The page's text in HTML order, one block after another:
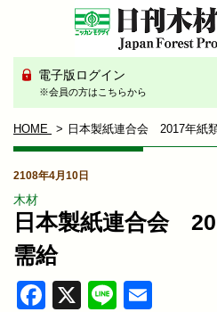
電子版ログイン
※会員の方はこちらから
HOME 日本製紙連合会 2017年紙
2108年4月10日
木材
日本製紙連合会
需給
Facebook
X Line